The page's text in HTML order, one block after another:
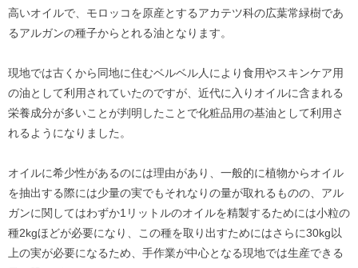
高いオイルで、モロッコを原産とするアカテツ科の広葉常緑樹であ
るアルガンの種子からとれる油となります。
現地では古くから同地に住むベルベル人により食用やスキンケア用
の油として利用されていたのですが、近代に入りオイルに含まれる
栄養成分が多いことが判明したことで化粧品用の基油として利用さ
れるようになりました。
オイルに希少性があるのには理由があり、一般的に植物からオイル
を抽出する際には少量の実でもそれなりの量が取れるものの、アル
ガンに関してはわずか1リットルのオイルを精製するためには小粒の
種2kgほどが必要になり、この種を取り出すためにはさらに30kg以
上の実が必要になるため、手作業が中心となる現地では生産できる